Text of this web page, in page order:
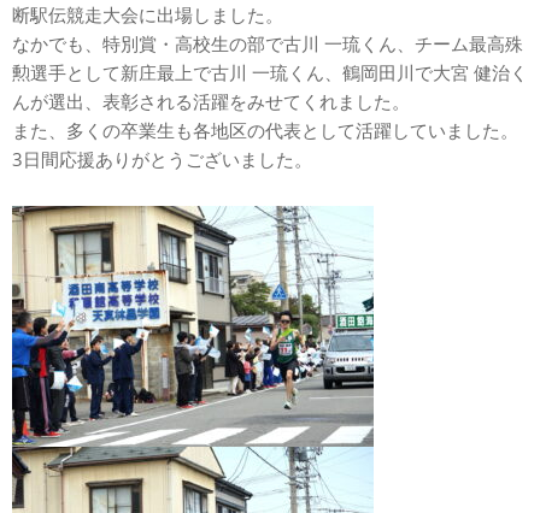
断駅伝競走大会に出場しました。
なかでも、特別賞・高校生の部で古川 一琉くん、チーム最高殊
勲選手として新庄最上で古川 一琉くん、鶴岡田川で大宮 健治く
んが選出、表彰される活躍をみせてくれました。
また、多くの卒業生も各地区の代表として活躍していました。
3日間応援ありがとうございました。